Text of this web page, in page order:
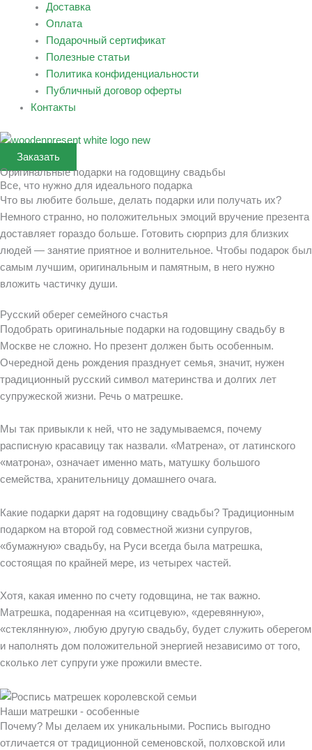
Доставка
Оплата
Подарочный сертификат
Полезные статьи
Политика конфиденциальности
Публичный договор оферты
Контакты
Заказать
Оригинальные подарки на годовщину свадьбы
Все, что нужно для идеального подарка
Что вы любите больше, делать подарки или получать их?
Немного странно, но положительных эмоций вручение презента
доставляет гораздо больше. Готовить сюрприз для близких
людей — занятие приятное и волнительное. Чтобы подарок был
самым лучшим, оригинальным и памятным, в него нужно
вложить частичку души.
Русский оберег семейного счастья
Подобрать оригинальные подарки на годовщину свадьбу в
Москве не сложно. Но презент должен быть особенным.
Очередной день рождения празднует семья, значит, нужен
традиционный русский символ материнства и долгих лет
супружеской жизни. Речь о матрешке.
Мы так привыкли к ней, что не задумываемся, почему
расписную красавицу так назвали. «Матрена», от латинского
«матрона», означает именно мать, матушку большого
семейства, хранительницу домашнего очага.
Какие подарки дарят на годовщину свадьбы? Традиционным
подарком на второй год совместной жизни супругов,
«бумажную» свадьбу, на Руси всегда была матрешка,
состоящая по крайней мере, из четырех частей.
Хотя, какая именно по счету годовщина, не так важно.
Матрешка, подаренная на «ситцевую», «деревянную»,
«стеклянную», любую другую свадьбу, будет служить оберегом
и наполнять дом положительной энергией независимо от того,
сколько лет супруги уже прожили вместе.
Наши матрешки - особенные
Почему? Мы делаем их уникальными. Роспись выгодно
отличается от традиционной семеновской, полховской или